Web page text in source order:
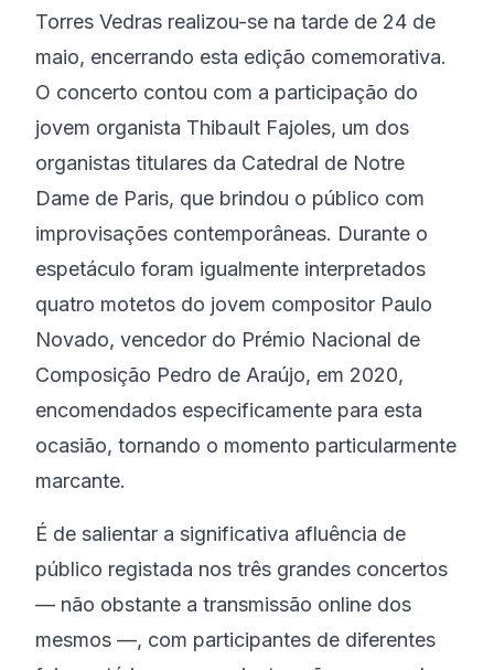
Torres Vedras realizou-se na tarde de 24 de
maio, encerrando esta edição comemorativa.
O concerto contou com a participação do
jovem organista Thibault Fajoles, um dos
organistas titulares da Catedral de Notre
Dame de Paris, que brindou o público com
improvisações contemporâneas. Durante o
espetáculo foram igualmente interpretados
quatro motetos do jovem compositor Paulo
Novado, vencedor do Prémio Nacional de
Composição Pedro de Araújo, em 2020,
encomendados especificamente para esta
ocasião, tornando o momento particularmente
marcante.
É de salientar a significativa afluência de
público registada nos três grandes concertos
— não obstante a transmissão online dos
mesmos —, com participantes de diferentes